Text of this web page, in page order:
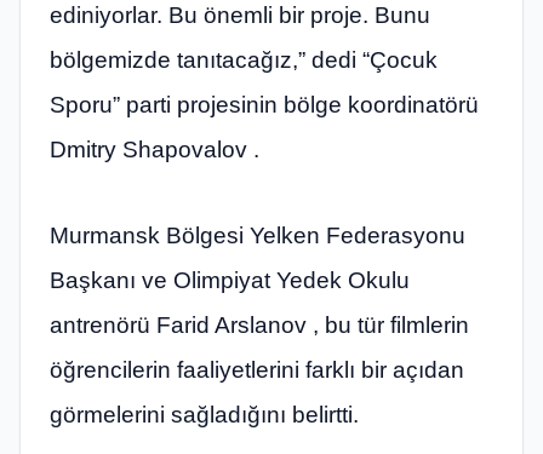
ediniyorlar. Bu önemli bir proje. Bunu
bölgemizde tanıtacağız,” dedi “Çocuk
Sporu” parti projesinin bölge koordinatörü
Dmitry Shapovalov .
Murmansk Bölgesi Yelken Federasyonu
Başkanı ve Olimpiyat Yedek Okulu
antrenörü Farid Arslanov , bu tür filmlerin
öğrencilerin faaliyetlerini farklı bir açıdan
görmelerini sağladığını belirtti.